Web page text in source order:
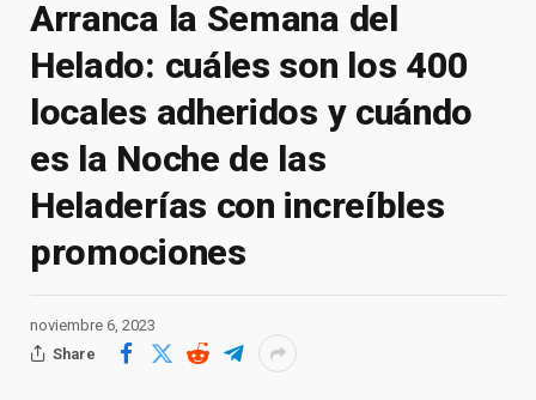
Arranca la Semana del
Helado: cuáles son los 400
locales adheridos y cuándo
es la Noche de las
Heladerías con increíbles
promociones
noviembre 6, 2023
Share